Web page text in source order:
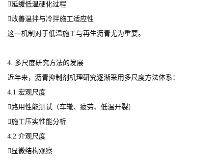
延缓低温硬化过程
改善温拌与冷拌施工适应性
这一机制对于低温施工与再生沥青尤为重要。
4. 多尺度研究方法的发展
近年来，沥青抑制剂机理研究逐渐采用多尺度方法体系：
4.1 宏观尺度
路用性能测试（车辙、疲劳、低温开裂）
施工压实性能分析
4.2 介观尺度
显微结构观察